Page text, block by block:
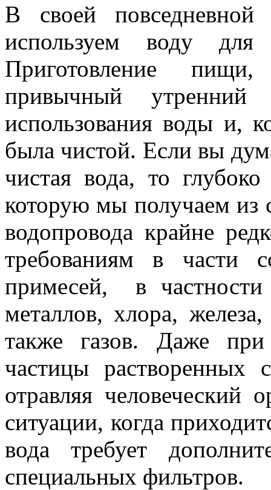
В своей
используем воду
Приготовление пищи,
привычный
использования воды и,
была чистой. Если вы
чистая вода, то
которую мы получаем из
водопровода крайне
требованиям в части
примесей, в частности
металлов, хлора,
также газов. Даже
частицы растворенных
отравляя человеческий
ситуации, когда
вода требует
специальных фильтров.